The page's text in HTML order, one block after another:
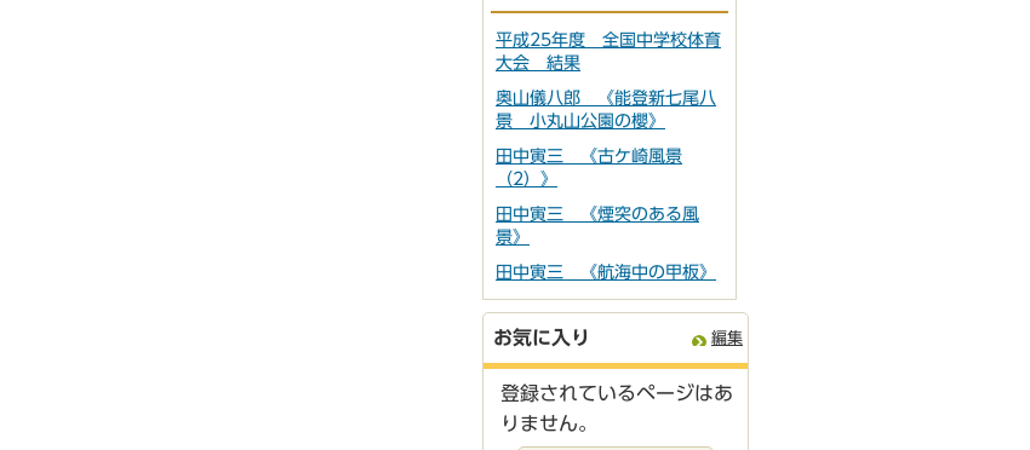
平成25年度 全国中学校体育
大会 結果
奥山儀八郎 《能登新七尾八
景 小丸山公園の櫻》
田中寅三 《古ケ崎風景
（2）》
田中寅三 《煙突のある風
景》
田中寅三 《航海中の甲板》
お気に入り 編集
登録されているページはあ
りません。